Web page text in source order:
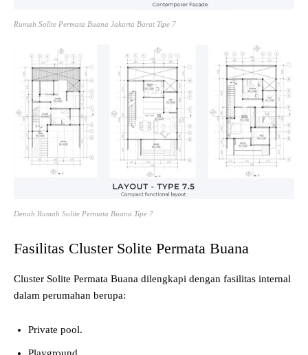
Rumah Solite Permata Buana Jakarta Barat Tipe 7
Denah Rumah Solite Permata Buana Tipe 7
Fasilitas Cluster Solite Permata Buana
Cluster Solite Permata Buana dilengkapi dengan fasilitas internal
dalam perumahan berupa:
Private pool.